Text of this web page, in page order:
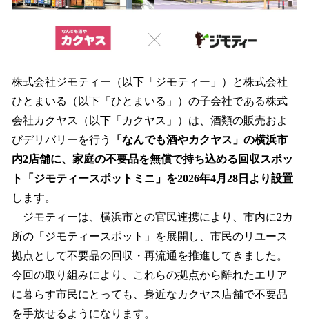
み
株式会社ジモティー（以下「ジモティー」）と株式会社
ひとまいる（以下「ひとまいる」）の子会社である株式
会社カクヤス（以下「カクヤス」）は、酒類の販売およ
びデリバリーを行う
「なんでも酒やカクヤス」の横浜市
内2店舗に、家庭の不要品を無償で持ち込める回収スポッ
ト「ジモティースポットミニ」を2026年4月28日より設置
します。
ジモティーは、横浜市との官民連携により、市内に2カ
所の「ジモティースポット」を展開し、市民のリユース
拠点として不要品の回収・再流通を推進してきました。
今回の取り組みにより、これらの拠点から離れたエリア
に暮らす市民にとっても、身近なカクヤス店舗で不要品
を手放せるようになります。